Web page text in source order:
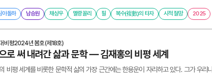
아돌하 남승원 채상우 멜랑꼴리 필 복수(複數)의 타자 시적 절망 2025
비평2024년 봄호(제18호)
로 써 내려간 삶과 문학 ― 김재홍의 비평 세계
비평 세계를 비롯한 문학적 삶의 가장 근간에는 한용운이 자리하고 있다. 그가 우리